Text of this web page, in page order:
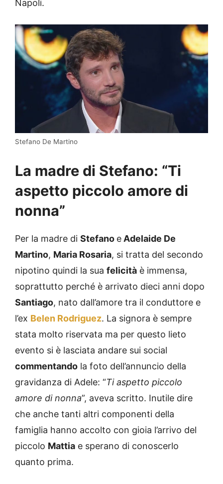
Napoli.
Stefano De Martino
La madre di Stefano: “Ti
aspetto piccolo amore di
nonna”
Per la madre di Stefano e Adelaide De
Martino, Maria Rosaria, si tratta del secondo
nipotino quindi la sua felicità è immensa,
soprattutto perché è arrivato dieci anni dopo
Santiago, nato dall’amore tra il conduttore e
l’ex Belen Rodriguez. La signora è sempre
stata molto riservata ma per questo lieto
evento si è lasciata andare sui social
commentando la foto dell’annuncio della
gravidanza di Adele: “Ti aspetto piccolo
amore di nonna”, aveva scritto. Inutile dire
che anche tanti altri componenti della
famiglia hanno accolto con gioia l’arrivo del
piccolo Mattia e sperano di conoscerlo
quanto prima.